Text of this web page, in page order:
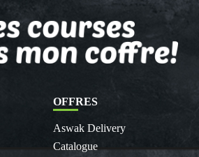
OFFRES
Aswak Delivery
Catalogue